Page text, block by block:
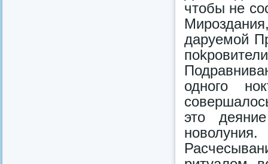
чтобы не
даруемой
одного
это
новолуния.